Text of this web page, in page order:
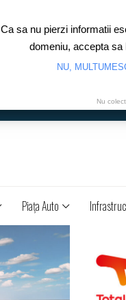
Piaţa Auto
Ca sa nu pierzi informatii
domeniu, accepta
NU,
Nu